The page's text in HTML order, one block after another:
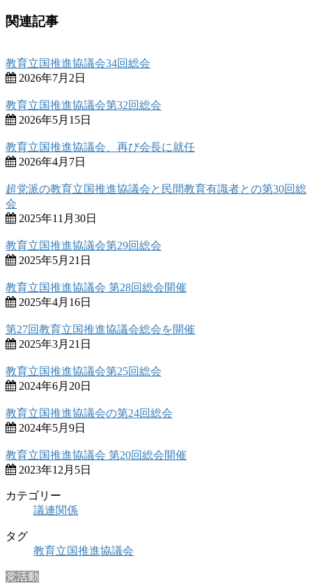
関連記事
教育立国推進協議会34回総会
2026年7月2日
教育立国推進協議会第32回総会
2026年5月15日
教育立国推進協議会、再び会長に就任
2026年4月7日
超党派の教育立国推進協議会と民間教育有識者との第30回総
会
2025年11月30日
教育立国推進協議会第29回総会
2025年5月21日
教育立国推進協議会 第28回総会開催
2025年4月16日
第27回教育立国推進協議会総会を開催
2025年3月21日
教育立国推進協議会第25回総会
2024年6月20日
教育立国推進協議会の第24回総会
2024年5月9日
教育立国推進協議会 第20回総会開催
2023年12月5日
カテゴリー
議連関係
タグ
教育立国推進協議会
党活動